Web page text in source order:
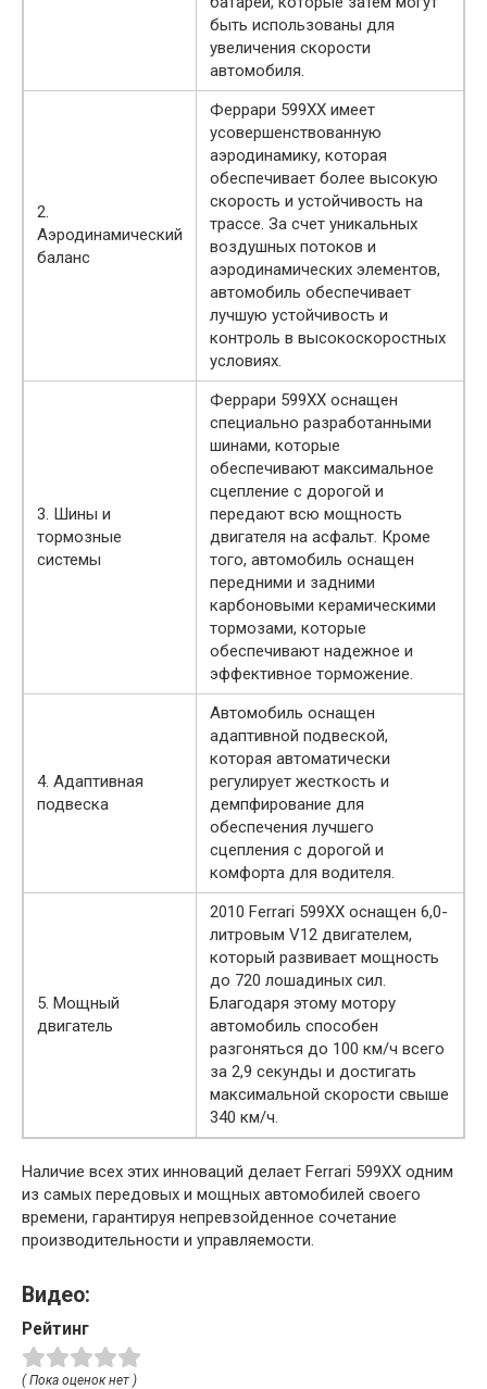
быть использованы для
увеличения скорости
автомобиля.
2.
Аэродинамический
баланс
Феррари 599XX имеет
усовершенствованную
аэродинамику, которая
обеспечивает более высокую
скорость и устойчивость на
трассе. За счет уникальных
воздушных потоков и
аэродинамических элементов,
автомобиль обеспечивает
лучшую устойчивость и
контроль в высокоскоростных
условиях.
3. Шины и
тормозные
системы
Феррари 599XX оснащен
специально разработанными
шинами, которые
обеспечивают максимальное
сцепление с дорогой и
передают всю мощность
двигателя на асфальт. Кроме
того, автомобиль оснащен
передними и задними
карбоновыми керамическими
тормозами, которые
обеспечивают надежное и
эффективное торможение.
4. Адаптивная
подвеска
Автомобиль оснащен
адаптивной подвеской,
которая автоматически
регулирует жесткость и
демпфирование для
обеспечения лучшего
сцепления с дорогой и
комфорта для водителя.
5. Мощный
двигатель
2010 Ferrari 599XX оснащен 6,0-
литровым V12 двигателем,
который развивает мощность
до 720 лошадиных сил.
Благодаря этому мотору
автомобиль способен
разгоняться до 100 км/ч всего
за 2,9 секунды и достигать
максимальной скорости свыше
340 км/ч.
Наличие всех этих инноваций делает Ferrari 599XX одним
из самых передовых и мощных автомобилей своего
времени, гарантируя непревзойденное сочетание
производительности и управляемости.
Видео:
Рейтинг
( Пока оценок нет )